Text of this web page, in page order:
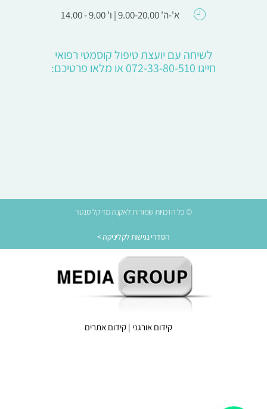
א'-ה' 9.00-20.00 | ו' 9.00 - 14.00
לשיחה עם יועצת טיפול קוסמטי רפואי
חייגו 072-33-80-510 או מלאו פרטיכם:
© כל הזכויות שמורות לאקנה מדיקל סנטר
הסדרי נגישות לקליניקה >
קידום אורגני |קידום אתרים